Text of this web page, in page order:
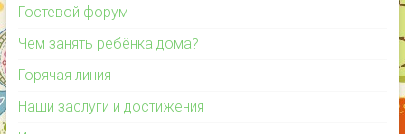
Гостевой форум
Чем занять ребёнка дома?
Горячая линия
Наши заслуги и достижения